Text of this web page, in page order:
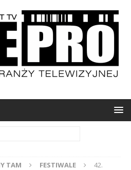
TAM FESTIWALE
42.